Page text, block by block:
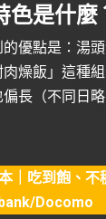
色是什麼
優點是：湯
燥飯」這種
長（不同日
｜吃到飽、不
Docomo